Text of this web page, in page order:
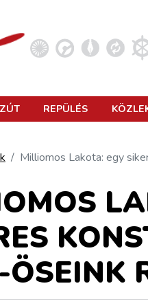
REPÜLÉS
Milliomos Lakota: egy